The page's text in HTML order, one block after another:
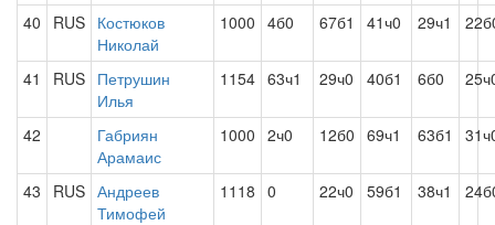
40 RUS Костюков
Николай
1000 4б0 67б1 41ч0 29ч1
41 RUS Петрушин
Илья
1154 63ч1 29ч0 40б1 6б0
42
Габриян
Арамаис
1000 2ч0 12б0 69ч1 63б1
43 RUS Андреев
Тимофей
1118 0 22ч0 59б1 38ч1